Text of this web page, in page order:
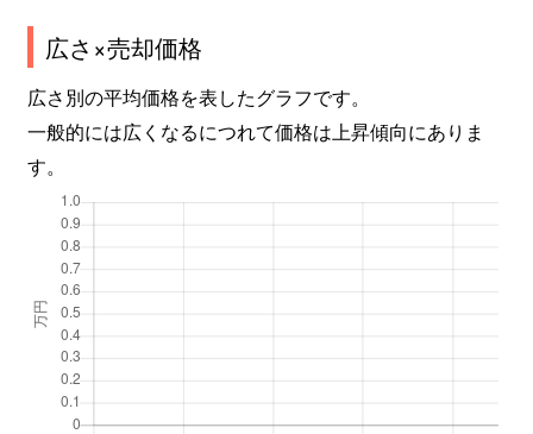
広さ×売却価格
広さ別の平均価格を表したグラフです。
一般的には広くなるにつれて価格は上昇傾向にありま
す。